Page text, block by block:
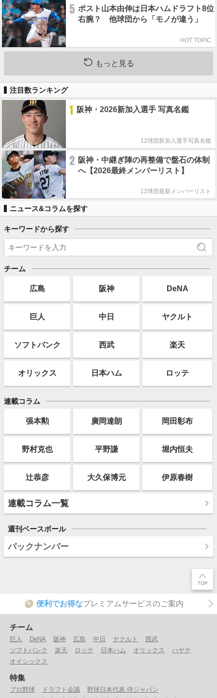
5 ポスト山本由伸は日本ハムドラフト8位
右腕？ 他球団から「モノが違う」
HOT TOPIC
もっと見る
注目数ランキング
1 阪神・2026新加入選手 写真名鑑
12球団新加入選手写真名鑑
2 阪神・中継ぎ陣の再整備で盤石の体制
へ【2026最終メンバーリスト】
12球団最新メンバーリスト
ニュース&コラムを探す
キーワードから探す
チーム
広島 阪神 DeNA
巨人 中日 ヤクルト
ソフトバンク 西武 楽天
オリックス 日本ハム ロッテ
連載コラム
張本勲 廣岡達朗 岡田彰布
野村克也 平野謙 堀内恒夫
辻恭彦 大久保博元 伊原春樹
連載コラム一覧
週刊ベースボール
バックナンバー
P 便利でお得なプレミアムサービスのご案内
チーム
巨人 DeNA 阪神 広島 中日 ヤクルト
西武
ソフトバンク
楽天 ロッテ 日本ハム オリックス
ハヤテ
オイシックス
特集
プロ野球 ドラフト会議
野球日本代表 侍ジャパン